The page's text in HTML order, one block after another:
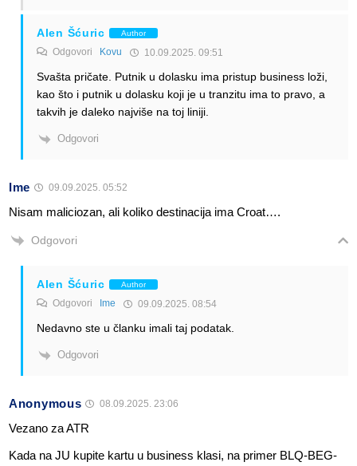
Alen Šćuric Author
Odgovori Kovu 10.09.2025. 09:51
Svašta pričate. Putnik u dolasku ima pristup business loži,
kao što i putnik u dolasku koji je u tranzitu ima to pravo, a
takvih je daleko najviše na toj liniji.
Odgovori
Ime 09.09.2025. 05:52
Nisam maliciozan, ali koliko destinacija ima Croat….
Odgovori
Alen Šćuric Author
Odgovori Ime 09.09.2025. 08:54
Nedavno ste u članku imali taj podatak.
Odgovori
Anonymous 08.09.2025. 23:06
Vezano za ATR
Kada na JU kupite kartu u business klasi, na primer BLQ-BEG-